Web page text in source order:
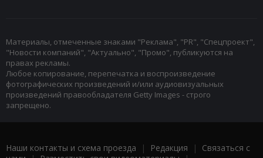
Материалы, отмеченные знаками "Реклама", "PR", "Спецпроект",
"Новости компаний", "Актуально", "Промо", публикуются на
правах рекламы.
Любое копирование, перепечатка и воспроизведение
фотографических произведений и/или аудиовизуальных
произведений правообладателя Getty Images - строго
запрещено.
Наши контакты и схема проезда | Редакция | Связаться с